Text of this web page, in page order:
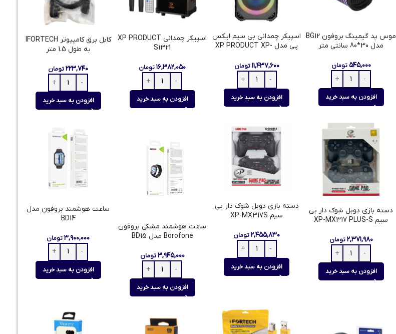
موس پد گیمینگ بروفون BG12
مدل 30*80 سانتی متر
۵۴۵,۰۰۰ تومان
افزودن به سبد خرید
اسپیکر چمدانی بی سیم ایکس
پی مدل XP PRODUCT XP-
۱۱,۴۳۷,۶۰۰ تومان
افزودن به سبد خرید
اسپیکر چمدانی XP PRODUCT
S1321
۱۶,۳۸۲,۰۵۰ تومان
افزودن به سبد خرید
کابل برق کامپیوتر IFORTECH
به طول 1.5 متر
۲۲۳,۷۴۰تومان
افزودن به سبد خرید
دسته بازی دوبل شوک دار بی
سیم XP-MX317 PLUS-S
۲,۳۷۱,۹۸۰ تومان
افزودن به سبد خرید
دسته بازی دوبل شوک دار بی
سیم XP-MX317S
۲,۴۵۵,۸۳۰ تومان
افزودن به سبد خرید
ساعت هوشمند مشکی بروفون
Borofone مدل BD15
۳,۹۴۵,۰۰۰تومان
افزودن به سبد خرید
ساعت هوشمند بروفون مدل
BD14
۳,۹۰۰,۰۰۰تومان
افزودن به سبد خرید